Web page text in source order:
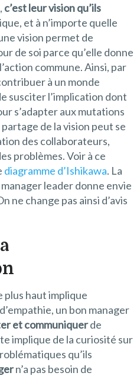
c’est leur vision qu’ils
et à n’importe quelle
vision permet de
de soi parce qu’elle donne
commune. Ainsi, par
à un monde
susciter l’implication dont
s’adapter aux mutations
de la vision peut se
des collaborateurs,
problèmes. Voir à ce
diagramme d’Ishikawa. La
leader donne envie
ne change pas ainsi d’avis
plus haut implique
un bon manager
et communiquerde
implique de la curiosité sur
qu’ils
n’a pas besoin de